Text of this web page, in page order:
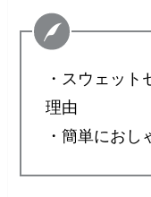
・スウェット
理由
・簡単におし